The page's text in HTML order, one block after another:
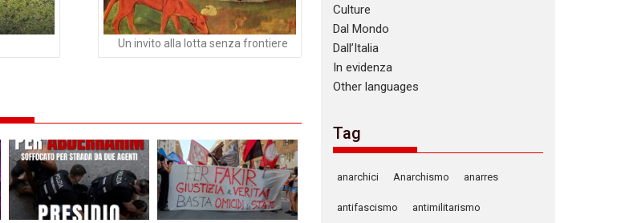
Un invito alla lotta senza frontiere
Culture
Dal Mondo
Dall’Italia
In evidenza
Other languages
Tag
anarchici Anarchismo anarres
antifascismo antimilitarismo